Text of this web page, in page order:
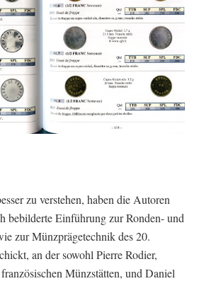
zu verstehen, haben die Autoren
bebilderte Einführung zur Ronden- und
zur Münzprägetechnik des 20.
an der sowohl Pierre Rodier,
Münzstätten, und Daniel